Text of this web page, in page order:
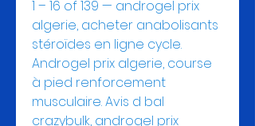
1 – 16 of 139 — androgel prix
algerie, acheter anabolisants
stéroïdes en ligne cycle.
Androgel prix algerie, course
à pied renforcement
musculaire. Avis d bal
crazybulk, androgel prix